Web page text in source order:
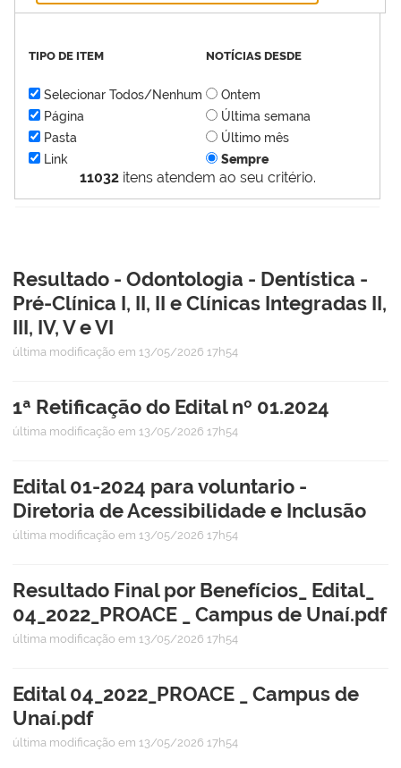
11032itens atendem ao seu critério.
TIPO DE ITEM
Selecionar Todos/Nenhum
Página
Pasta
Link
NOTÍCIAS DESDE
Ontem
Última semana
Último mês
Sempre
Resultado - Odontologia - Dentística -
Pré-Clínica I, II, II e Clínicas Integradas II,
III, IV, V e VI
última modificação em 13/05/2026 17h54
1ª Retificação do Edital nº 01.2024
última modificação em 13/05/2026 17h54
Edital 01-2024 para voluntario -
Diretoria de Acessibilidade e Inclusão
última modificação em 13/05/2026 17h54
Resultado Final por Benefícios_ Edital_
04_2022_PROACE _ Campus de Unaí.pdf
última modificação em 13/05/2026 17h54
Edital 04_2022_PROACE _ Campus de
Unaí.pdf
última modificação em 13/05/2026 17h54